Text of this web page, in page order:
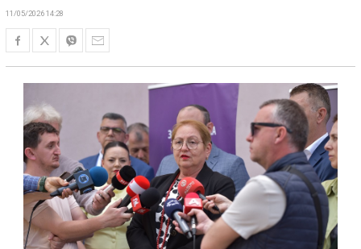
11/05/2026 14:28